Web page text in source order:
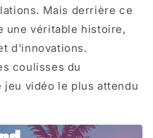
Mais derrière ce
une véritable histoire,
d'innovations.
coulisses du
jeu vidéo le plus attendu